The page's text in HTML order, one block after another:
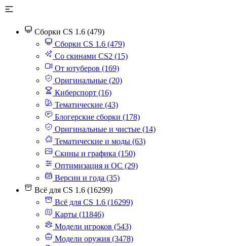
Сборки CS 1.6 (479)
Сборки CS 1.6 (479)
Со скинами CS2 (15)
От ютуберов (169)
Оригинальные (20)
Киберспорт (16)
Тематические (43)
Блогерские сборки (178)
Оригинальные и чистые (14)
Тематические и моды (63)
Скины и графика (150)
Оптимизация и ОС (29)
Версии и года (35)
Всё для CS 1.6 (16299)
Всё для CS 1.6 (16299)
Карты (11846)
Модели игроков (543)
Модели оружия (3478)